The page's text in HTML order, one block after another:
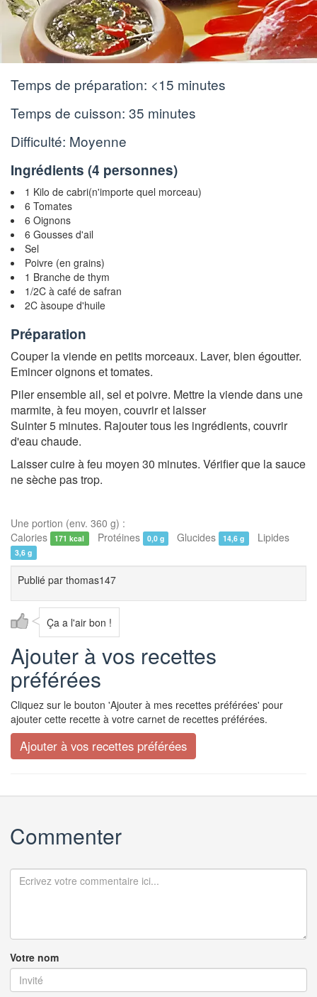
Temps de préparation: <15 minutes
Temps de cuisson: 35 minutes
Difficulté: Moyenne
Ingrédients (4 personnes)
1 Kilo de cabri(n'importe quel morceau)
6 Tomates
6 Oignons
6 Gousses d'ail
Sel
Poivre (en grains)
1 Branche de thym
1/2C à café de safran
2C àsoupe d'huile
Préparation
Couper la viende en petits morceaux. Laver, bien égoutter.
Emincer oignons et tomates.
Piler ensemble ail, sel et poivre. Mettre la viende dans une
marmite, à feu moyen, couvrir et laisser
Suinter 5 minutes. Rajouter tous les ingrédients, couvrir
d'eau chaude.
Laisser cuire à feu moyen 30 minutes. Vérifier que la sauce
ne sèche pas trop.
Une portion (env. 360 g) :
Calories
171 kcal Protéines 0,0 g Glucides 14,6 g Lipides
3,6 g
Publié par thomas147
Ça a l'air bon !
Ajouter à vos recettes
préférées
Cliquez sur le bouton 'Ajouter à mes recettes préférées' pour
ajouter cette recette à votre carnet de recettes préférées.
Commenter
Votre nom